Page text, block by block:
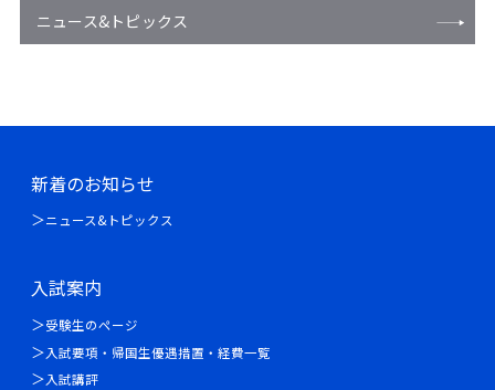
ニュース&トピックス
新着のお知らせ
ニュース&トピックス
入試案内
受験生のページ
入試要項・帰国生優遇措置・経費一覧
入試講評